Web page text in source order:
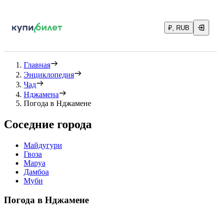
₽, RUB
Главная
Энциклопедия
Чад
Нджамена
Погода в Нджамене
Соседние города
Майдугури
Гвоза
Маруа
Дамбоа
Муби
Погода в Нджамене